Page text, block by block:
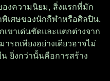
องความนิยม, สิ่งแรกที่มัก
เศษของนักกีฬาหรือศิลปิน.
ขาเด่นชัดและแตกต่างจาก
รถเพียงอย่างเดียวอาจไม่
ยิ่งกว่านั้นคือการสร้าง